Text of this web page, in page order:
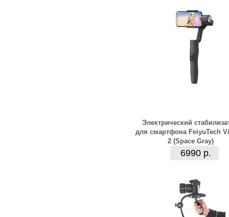
Электрический
для смартфона FeiyuTech
2 (Space Gray)
6990 р.